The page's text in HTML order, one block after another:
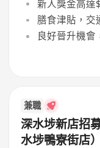
新人獎金高達
膳食津貼，交
良好晉升機會
兼職
深水埗新店招
水埗鴨寮街店）